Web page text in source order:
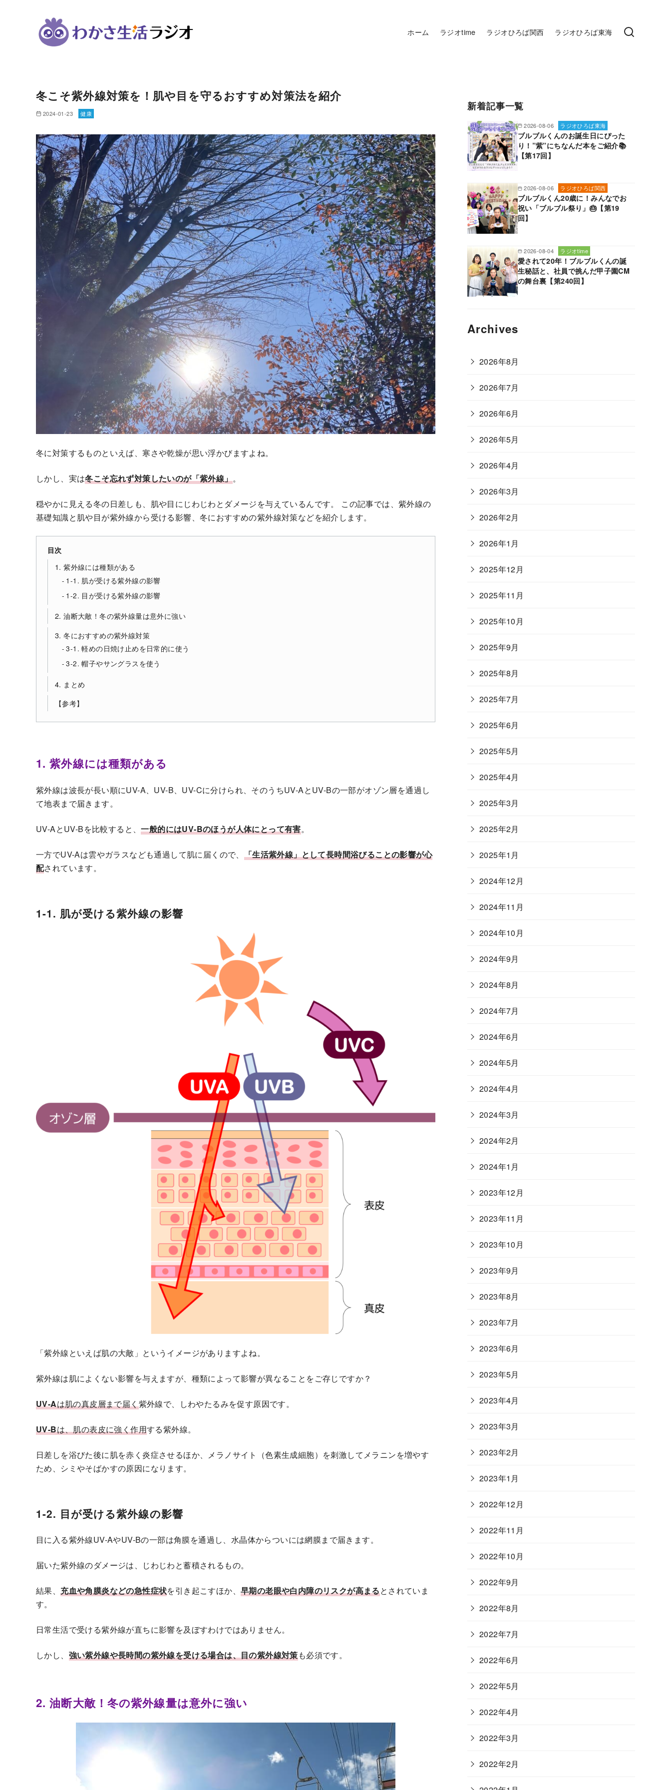
ホーム ラジオtime ラジオひろば関西 ラジオひろば東海
冬こそ紫外線対策を！肌や目を守るおすすめ対策法を紹介
2024-01-23 健康
冬に対策するものといえば、寒さや乾燥が思い浮かびますよね。
しかし、実は冬こそ忘れず対策したいのが「紫外線」。
穏やかに見える冬の日差しも、肌や目にじわじわとダメージを与えているんです。 この記事では、紫外線の
基礎知識と肌や目が紫外線から受ける影響、冬におすすめの紫外線対策などを紹介します。
目次
1. 紫外線には種類がある
1-1. 肌が受ける紫外線の影響
1-2. 目が受ける紫外線の影響
2. 油断大敵！冬の紫外線量は意外に強い
3. 冬におすすめの紫外線対策
3-1. 軽めの日焼け止めを日常的に使う
3-2. 帽子やサングラスを使う
4. まとめ
【参考】
1. 紫外線には種類がある
紫外線は波長が長い順にUV-A、UV-B、UV-Cに分けられ、そのうちUV-AとUV-Bの一部がオゾン層を通過し
て地表まで届きます。
UV-AとUV-Bを比較すると、一般的にはUV-Bのほうが人体にとって有害。
一方でUV-Aは雲やガラスなども通過して肌に届くので、 「生活紫外線」として長時間浴びることの影響が心
配されています。
1-1. 肌が受ける紫外線の影響
「紫外線といえば肌の大敵」というイメージがありますよね。
紫外線は肌によくない影響を与えますが、種類によって影響が異なることをご存じですか？
UV-Aは肌の真皮層まで届く紫外線で、しわやたるみを促す原因です。
UV-Bは、肌の表皮に強く作用する紫外線。
日差しを浴びた後に肌を赤く炎症させるほか、メラノサイト（色素生成細胞）を刺激してメラニンを増やす
ため、シミやそばかすの原因になります。
1-2. 目が受ける紫外線の影響
目に入る紫外線UV-AやUV-Bの一部は角膜を通過し、水晶体からついには網膜まで届きます。
届いた紫外線のダメージは、じわじわと蓄積されるもの。
結果、充血や角膜炎などの急性症状を引き起こすほか、早期の老眼や白内障のリスクが高まるとされていま
す。
日常生活で受ける紫外線が直ちに影響を及ぼすわけではありません。
しかし、 強い紫外線や長時間の紫外線を受ける場合は、目の紫外線対策も必須です。
2. 油断大敵！冬の紫外線量は意外に強い
新着記事一覧
2026-08-06 ラジオひろば東海
ブルブルくんのお誕生日にぴった
り！”紫”にちなんだ本をご紹介📚
【第17回】
2026-08-06 ラジオひろば関西
ブルブルくん20歳に！みんなでお
祝い「ブルブル祭り」🎂【第19
回】
2026-08-04 ラジオtime
愛されて20年！ブルブルくんの誕
生秘話と、社員で挑んだ甲子園CM
の舞台裏【第240回】
Archives
2026年8月
2026年7月
2026年6月
2026年5月
2026年4月
2026年3月
2026年2月
2026年1月
2025年12月
2025年11月
2025年10月
2025年9月
2025年8月
2025年7月
2025年6月
2025年5月
2025年4月
2025年3月
2025年2月
2025年1月
2024年12月
2024年11月
2024年10月
2024年9月
2024年8月
2024年7月
2024年6月
2024年5月
2024年4月
2024年3月
2024年2月
2024年1月
2023年12月
2023年11月
2023年10月
2023年9月
2023年8月
2023年7月
2023年6月
2023年5月
2023年4月
2023年3月
2023年2月
2023年1月
2022年12月
2022年11月
2022年10月
2022年9月
2022年8月
2022年7月
2022年6月
2022年5月
2022年4月
2022年3月
2022年2月